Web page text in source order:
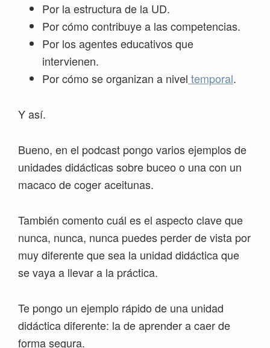
Por la estructura de la UD.
Por cómo contribuye a las competencias.
Por los agentes educativos que
intervienen.
Por cómo se organizan a nivel temporal.
Y así.
Bueno, en el podcast pongo varios ejemplos de
unidades didácticas sobre buceo o una con un
macaco de coger aceitunas.
También comento cuál es el aspecto clave que
nunca, nunca, nunca puedes perder de vista por
muy diferente que sea la unidad didáctica que
se vaya a llevar a la práctica.
Te pongo un ejemplo rápido de una unidad
didáctica diferente: la de aprender a caer de
forma segura.